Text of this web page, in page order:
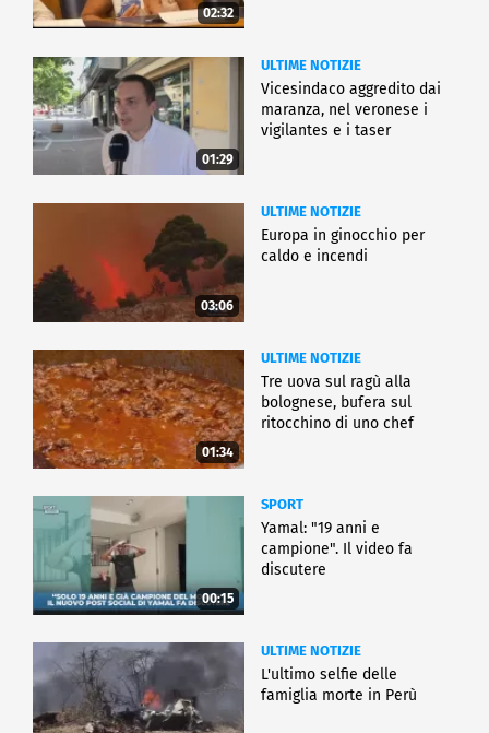
02:32
01:29
ULTIME NOTIZIE
Vicesindaco aggredito dai
maranza, nel veronese i
vigilantes e i taser
03:06
ULTIME NOTIZIE
Europa in ginocchio per
caldo e incendi
01:34
ULTIME NOTIZIE
Tre uova sul ragù alla
bolognese, bufera sul
ritocchino di uno chef
00:15
SPORT
Yamal: "19 anni e
campione". Il video fa
discutere
ULTIME NOTIZIE
L'ultimo selfie delle
famiglia morte in Perù